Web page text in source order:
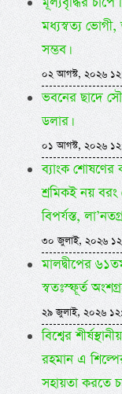
মধ্যস্বত্য ভোগী,
সম্ভব।
০২ আগস্ট, ২০২৬
ভবনের ছাদে
ডলার।
০১ আগস্ট, ২০২৬
ব্যাংক
শ্রমিকই নয়
বিপর্যস্ত,
৩০ জুলাই, ২০২৬
মালদ্বীপের
স্বতঃস্ফূর্ত
২৯ জুলাই, ২০২৬
বিশ্বের
রহমান এ
সহায়তা করতে